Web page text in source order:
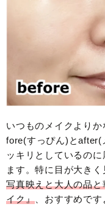
いつものメイクより
fore(すっぴん)とafter(
ッキリとしているの
ます。特に目が大きく
写真映えと大人の品
イク』 、おすすめで